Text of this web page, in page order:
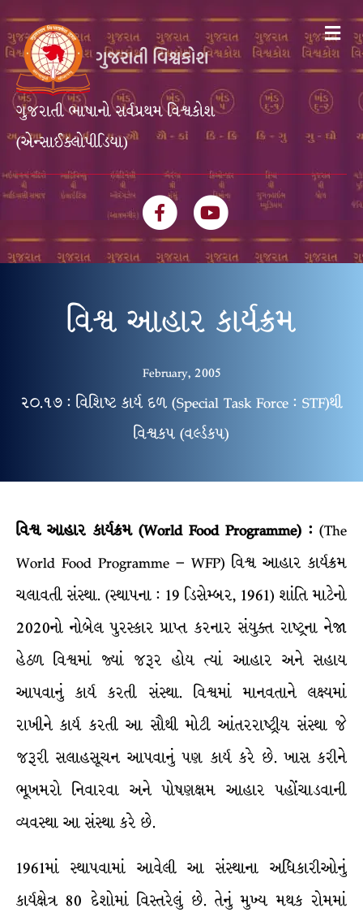
ગુજરાતી ભાષાનો સર્વપ્રથમ વિશ્વકોશ
(એન્સાઈક્લોપીડિયા)
FacebookYoutube
વિશ્વ આહાર કાર્યક્રમ
February, 2005
૨૦.૧૭ : વિશિષ્ટ કાર્ય દળ (Special Task Force : STF)થી
વિશ્વકપ (વર્લ્ડકપ)
વિશ્વ આહાર કાર્યક્રમ (World Food Programme) : (The
World Food Programme – WFP) વિશ્વ આહાર કાર્યક્રમ
ચલાવતી સંસ્થા. (સ્થાપના : 19 ડિસેમ્બર, 1961) શાંતિ માટેનો
2020નો નોબેલ પુરસ્કાર પ્રાપ્ત કરનાર સંયુક્ત રાષ્ટ્રના નેજા
હેઠળ વિશ્વમાં જ્યાં જરૂર હોય ત્યાં આહાર અને સહાય
આપવાનું કાર્ય કરતી સંસ્થા. વિશ્વમાં માનવતાને લક્ષ્યમાં
રાખીને કાર્ય કરતી આ સૌથી મોટી આંતરરાષ્ટ્રીય સંસ્થા જે
જરૂરી સલાહસૂચન આપવાનું પણ કાર્ય કરે છે. ખાસ કરીને
ભૂખમરો નિવારવા અને પોષણક્ષમ આહાર પહોંચાડવાની
વ્યવસ્થા આ સંસ્થા કરે છે.
1961માં સ્થાપવામાં આવેલી આ સંસ્થાના અધિકારીઓનું
કાર્યક્ષેત્ર 80 દેશોમાં વિસ્તરેલું છે. તેનું મુખ્ય મથક રોમમાં